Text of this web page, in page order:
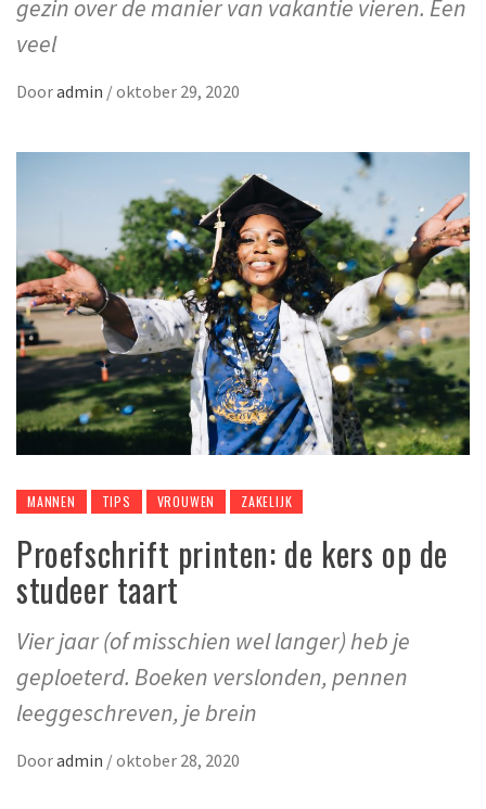
gezin over de manier van vakantie vieren. Een
veel
Dooradmin /oktober 29, 2020
MANNEN TIPS VROUWEN ZAKELIJK
Proefschrift printen: de kers op de
studeer taart
Vier jaar (of misschien wel langer) heb je
geploeterd. Boeken verslonden, pennen
leeggeschreven, je brein
Dooradmin /oktober 28, 2020